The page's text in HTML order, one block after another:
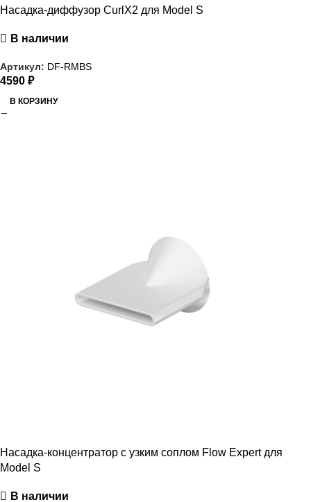
Насадка-диффузор CurlX2 для Model S
В наличии
Артикул: DF-RMBS
4590 ₽
В КОРЗИНУ
Насадка-концентратор с узким соплом Flow Expert для
Model S
В наличии